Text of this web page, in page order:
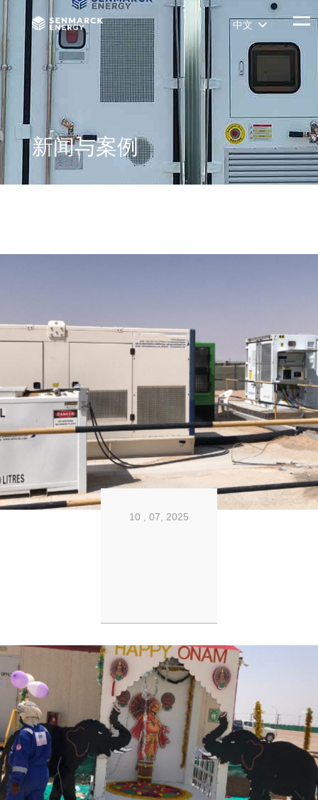
Senmarck 中文
新闻与案例
10 , 07, 2025